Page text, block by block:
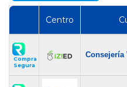
Centro
Compra
Segura
Consejería